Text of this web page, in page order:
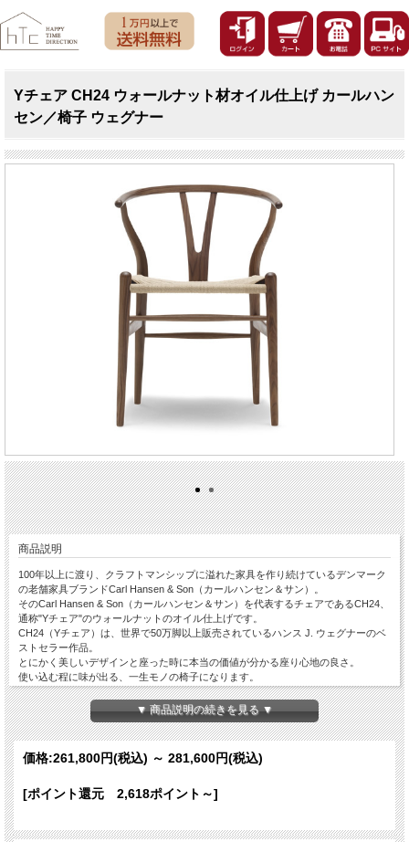
Yチェア CH24 ウォールナット材オイル仕上げ カールハン
セン／椅子 ウェグナー
商品説明
100年以上に渡り、クラフトマンシップに溢れた家具を作り続けているデンマーク
の老舗家具ブランドCarl Hansen & Son（カールハンセン＆サン）。
そのCarl Hansen & Son（カールハンセン＆サン）を代表するチェアであるCH24、
通称"Yチェア"のウォールナットのオイル仕上げです。
CH24（Yチェア）は、世界で50万脚以上販売されているハンス J. ウェグナーのベ
ストセラー作品。
とにかく美しいデザインと座った時に本当の価値が分かる座り心地の良さ。
使い込む程に味が出る、一生モノの椅子になります。
椅子に求められる機能性と見た目の美しさを同時に満たす椅子、と多くの人が評価
する、まさに、デニッシュモダンの真髄と言えます。
◆座面（ペーパーコード）：ナチュラル・ブラックからお選びいただけます（ペー
パーコードのカラーによって価格が変わります）※ブラックペーパーコード仕様は
本国より取り寄せの為、納期約5～6ヶ月
▼ 商品説明の続きを見る ▼
価格:261,800円(税込) ～ 281,600円(税込)
[ポイント還元 2,618ポイント～]